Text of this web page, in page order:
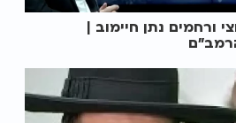
ורחמים נתן חיימוב |